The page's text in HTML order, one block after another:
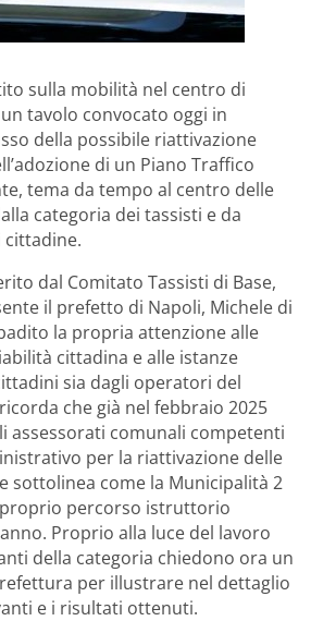
sulla mobilità nel centro di
tavolo convocato oggi in
della possibile riattivazione
di un Piano Traffico
tema da tempo al centro delle
categoria dei tassisti e da
cittadine.
dal Comitato Tassisti di Base,
il prefetto di Napoli, Michele di
la propria attenzione alle
cittadina e alle istanze
sia dagli operatori del
che già nel febbraio 2025
assessorati comunali competenti
per la riattivazione delle
sottolinea come la Municipalità 2
percorso istruttorio
Proprio alla luce del lavoro
della categoria chiedono ora un
per illustrare nel dettaglio
e i risultati ottenuti.